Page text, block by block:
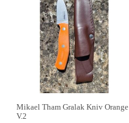
Mikael Tham Gralak Kniv Orange
V.2